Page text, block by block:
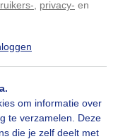
privacy- en
om informatie over
te verzamelen. Deze
die je zelf deelt met